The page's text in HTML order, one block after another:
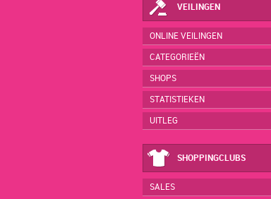
VEILINGEN
ONLINE VEILINGEN
CATEGORIEËN
SHOPS
STATISTIEKEN
UITLEG
SHOPPINGCLUBS
SALES